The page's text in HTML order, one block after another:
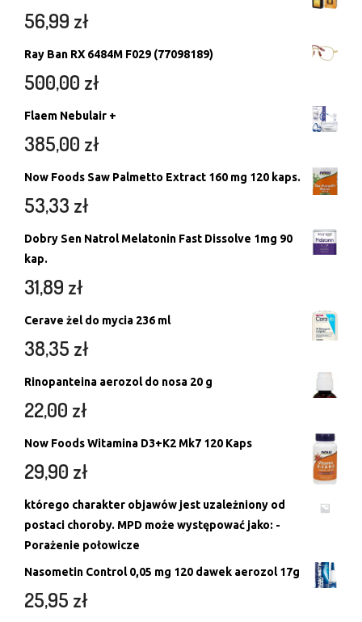
56,99 zł
Ray Ban RX 6484M F029 (77098189)
500,00 zł
Flaem Nebulair +
385,00 zł
Now Foods Saw Palmetto Extract 160 mg 120 kaps.
53,33 zł
Dobry Sen Natrol Melatonin Fast Dissolve 1mg 90
kap.
31,89 zł
Cerave żel do mycia 236 ml
38,35 zł
Rinopanteina aerozol do nosa 20 g
22,00 zł
Now Foods Witamina D3+K2 Mk7 120 Kaps
29,90 zł
którego charakter objawów jest uzależniony od
postaci choroby. MPD może występować jako: -
Porażenie połowicze
Nasometin Control 0,05 mg 120 dawek aerozol 17g
25,95 zł